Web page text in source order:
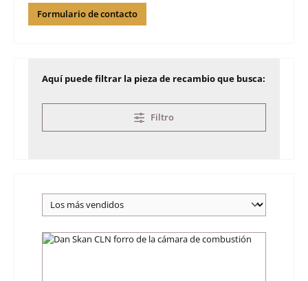
Formulario de contacto
Aquí puede filtrar la pieza de recambio que busca:
Filtro